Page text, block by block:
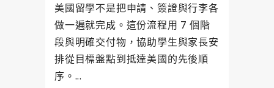
美國留學不是把申請、簽證與行李各
做一遍就完成。這份流程用 7 個階
段與明確交付物，協助學生與家長安
排從目標盤點到抵達美國的先後順
序。...